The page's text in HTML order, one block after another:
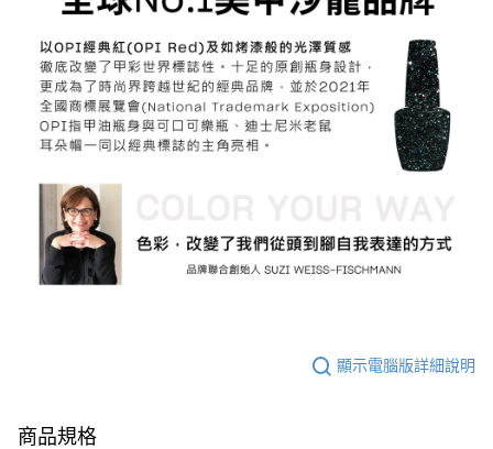
顯示電腦版詳細說明
商品規格